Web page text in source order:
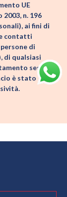
UE
n. 196
ai fini di
contatti
di
di qualsiasi
sessuale,
è stato